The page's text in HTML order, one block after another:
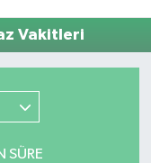
Vakitleri
SÜRE